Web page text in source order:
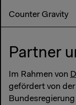
Counter Gravity
Partner
Im Rahmen von
gefördert von